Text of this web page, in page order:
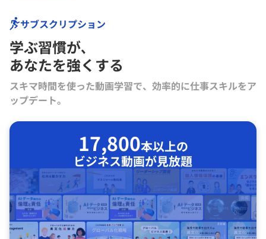
サブスクリプション
学ぶ習慣が､
あなたを強くする
スキマ時間を使った動画学習で、効率的に仕事スキルをア
ップデート。
17,800本以上の
ビジネス動画が見放題